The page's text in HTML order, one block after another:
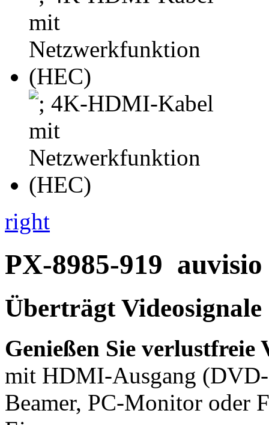
right
PX-8985-919 auvisio
Überträgt
Genießen Sie
mit HDMI-Ausgang
Beamer, PC-Monitor oder